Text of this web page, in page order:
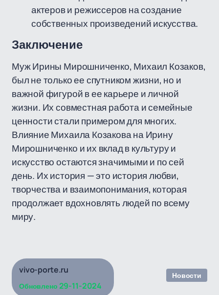
актеров и режиссеров на создание
собственных произведений искусства.
Заключение
Муж Ирины Мирошниченко, Михаил Козаков,
был не только ее спутником жизни, но и
важной фигурой в ее карьере и личной
жизни. Их совместная работа и семейные
ценности стали примером для многих.
Влияние Михаила Козакова на Ирину
Мирошниченко и их вклад в культуру и
искусство остаются значимыми и по сей
день. Их история — это история любви,
творчества и взаимопонимания, которая
продолжает вдохновлять людей по всему
миру.
vivo-porte.ru
Обновлено 29-11-2024
Новости